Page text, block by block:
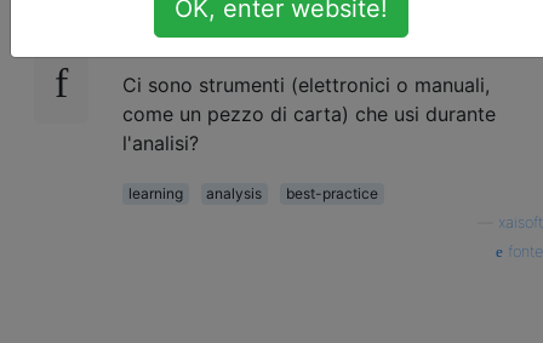
Quanto tempo dedichi all'analisi del gioco?
Ci sono strumenti (elettronici o manuali,
come un pezzo di carta) che usi durante
l'analisi?
learning analysis
best-practice
xaisoft
fonte
OK, enter website!